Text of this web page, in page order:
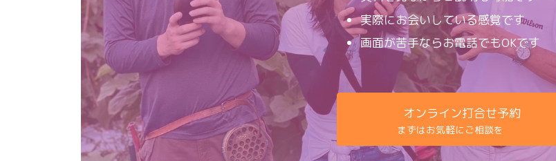
実際にお会いしている感覚です
画面が苦手ならお電話でもOKです
オンライン打合せ予約
まずはお気軽にご相談を